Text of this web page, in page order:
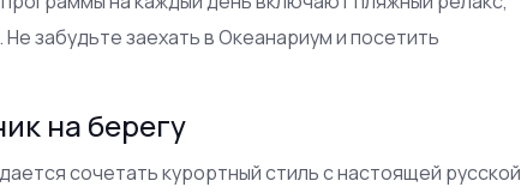
забудьте заехать в Океанариум и посетить
на берегу
сочетать курортный стиль с настоящей русской